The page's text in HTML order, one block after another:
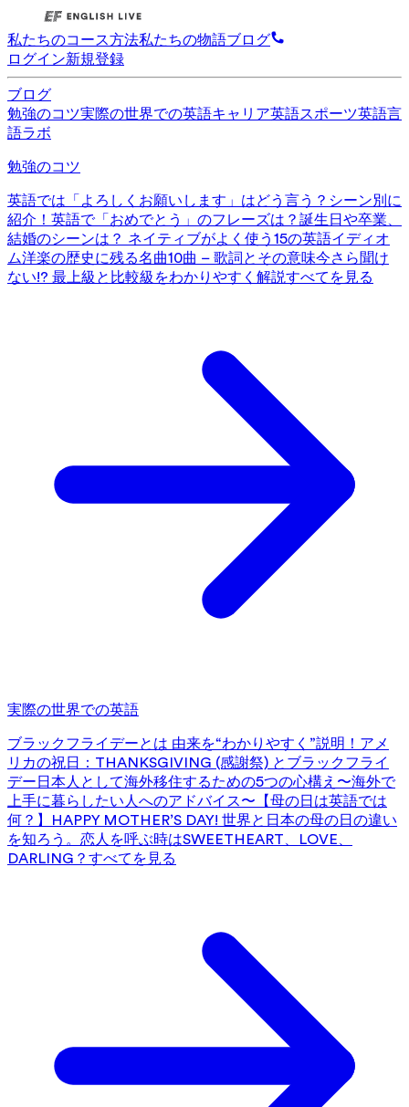
私たちのコース方法私たちの物語ブログ
ログイン新規登録
ブログ
勉強のコツ実際の世界での英語キャリア英語スポーツ英語言
語ラボ
勉強のコツ
英語では「よろしくお願いします」はどう言う？シーン別に
紹介！ 英語で「おめでとう」のフレーズは？誕生日や卒業、
結婚のシーンは？ ネイティブがよく使う15の英語イディオ
ム洋楽の歴史に残る名曲10曲 – 歌詞とその意味今さら聞け
ない!? 最上級と比較級をわかりやすく解説すべてを見る
実際の世界での英語
ブラックフライデーとは 由来を“わかりやすく”説明！ アメ
リカの祝日：THANKSGIVING (感謝祭) とブラックフライ
デー 日本人として海外移住するための5つの心構え〜海外で
上手に暮らしたい人へのアドバイス〜 【母の日は英語では
何？】HAPPY MOTHER’S DAY! 世界と日本の母の日の違い
を知ろう。 恋人を呼ぶ時はSWEETHEART、LOVE、
DARLING？ すべてを見る